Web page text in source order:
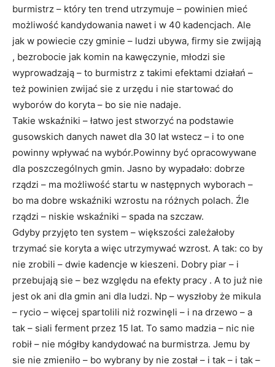
burmistrz – który ten trend utrzymuje – powinien mieć
możliwość kandydowania nawet i w 40 kadencjach. Ale
jak w powiecie czy gminie – ludzi ubywa, firmy sie zwijają
, bezrobocie jak komin na kawęczynie, młodzi sie
wyprowadzają – to burmistrz z takimi efektami działań –
też powinien zwijać sie z urzędu i nie startować do
wyborów do koryta – bo sie nie nadaje.
Takie wskaźniki – łatwo jest stworzyć na podstawie
gusowskich danych nawet dla 30 lat wstecz – i to one
powinny wpływać na wybór.Powinny być opracowywane
dla poszczególnych gmin. Jasno by wypadało: dobrze
rządzi – ma możliwość startu w następnych wyborach –
bo ma dobre wskaźniki wzrostu na różnych polach. Źle
rządzi – niskie wskaźniki – spada na szczaw.
Gdyby przyjęto ten system – większości zależałoby
trzymać sie koryta a więc utrzymywać wzrost. A tak: co by
nie zrobili – dwie kadencje w kieszeni. Dobry piar – i
przebujają sie – bez względu na efekty pracy . A to już nie
jest ok ani dla gmin ani dla ludzi. Np – wyszłoby że mikula
– rycio – więcej spartolili niż rozwinęli – i na drzewo – a
tak – siali ferment przez 15 lat. To samo madzia – nic nie
robił – nie mógłby kandydować na burmistrza. Jemu by
sie nie zmieniło – bo wybrany by nie został – i tak – i tak –